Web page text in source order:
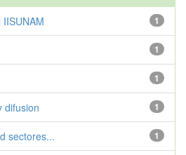
1
1
1
1
difusion
1
sectores...